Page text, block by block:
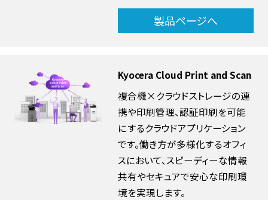
製品ページへ
Kyocera Cloud Print and Scan
複合機×クラウドストレージの連
携や印刷管理、認証印刷を可能
にするクラウドアプリケーション
です。働き方が多様化するオフィ
スにおいて、スピーディーな情報
共有やセキュアで安心な印刷環
境を実現します。